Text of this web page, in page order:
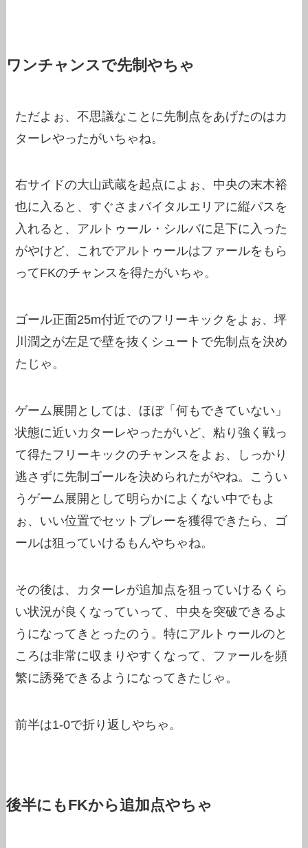
ワンチャンスで先制やちゃ
ただよぉ、不思議なことに先制点をあげたのはカ
ターレやったがいちゃね。
右サイドの大山武蔵を起点によぉ、中央の末木裕
也に入ると、すぐさまバイタルエリアに縦パスを
入れると、アルトゥール・シルバに足下に入った
がやけど、これでアルトゥールはファールをもら
ってFKのチャンスを得たがいちゃ。
ゴール正面25m付近でのフリーキックをよぉ、坪
川潤之が左足で壁を抜くシュートで先制点を決め
たじゃ。
ゲーム展開としては、ほぼ「何もできていない」
状態に近いカターレやったがいど、粘り強く戦っ
て得たフリーキックのチャンスをよぉ、しっかり
逃さずに先制ゴールを決められたがやね。こうい
うゲーム展開として明らかによくない中でもよ
ぉ、いい位置でセットプレーを獲得できたら、ゴ
ールは狙っていけるもんやちゃね。
その後は、カターレが追加点を狙っていけるくら
い状況が良くなっていって、中央を突破できるよ
うになってきとったのう。特にアルトゥールのと
ころは非常に収まりやすくなって、ファールを頻
繁に誘発できるようになってきたじゃ。
前半は1-0で折り返しやちゃ。
後半にもFKから追加点やちゃ